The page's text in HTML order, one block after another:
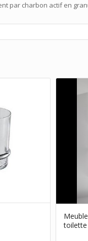
par charbon actif en
toilette